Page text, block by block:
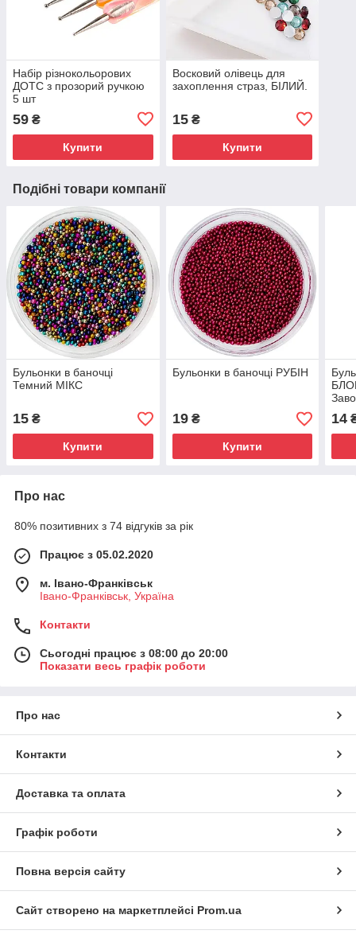
Набір різнокольорових
ДОТС з прозорий ручкою
5 шт
59 ₴
Купити
Восковий олівець для
захоплення страз, БІЛИЙ.
15₴
Купити
Подібні товари компанії
Бульонки в баночці
Темний МІКС
15 ₴
Купити
Бульонки в баночці РУБІН
19₴
Купити
14
Про нас
80% позитивних з 74 відгуків за рік
Працює з 05.02.2020
м. Івано-Франківськ
Івано-Франківськ, Україна
Контакти
Сьогодні працює з 08:00 до 20:00
Показати весь графік роботи
Про нас
Контакти
Доставка та оплата
Графік роботи
Повна версія сайту
Сайт створено на маркетплейсі Prom.ua